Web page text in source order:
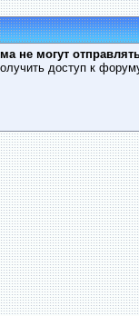
не могут
доступ к